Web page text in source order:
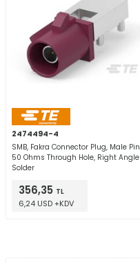
2474494-4
SMB, Fakra Connector Plug, Male Pin
50 Ohms Through Hole, Right Angle
Solder
356,35 TL
6,24 USD +KDV